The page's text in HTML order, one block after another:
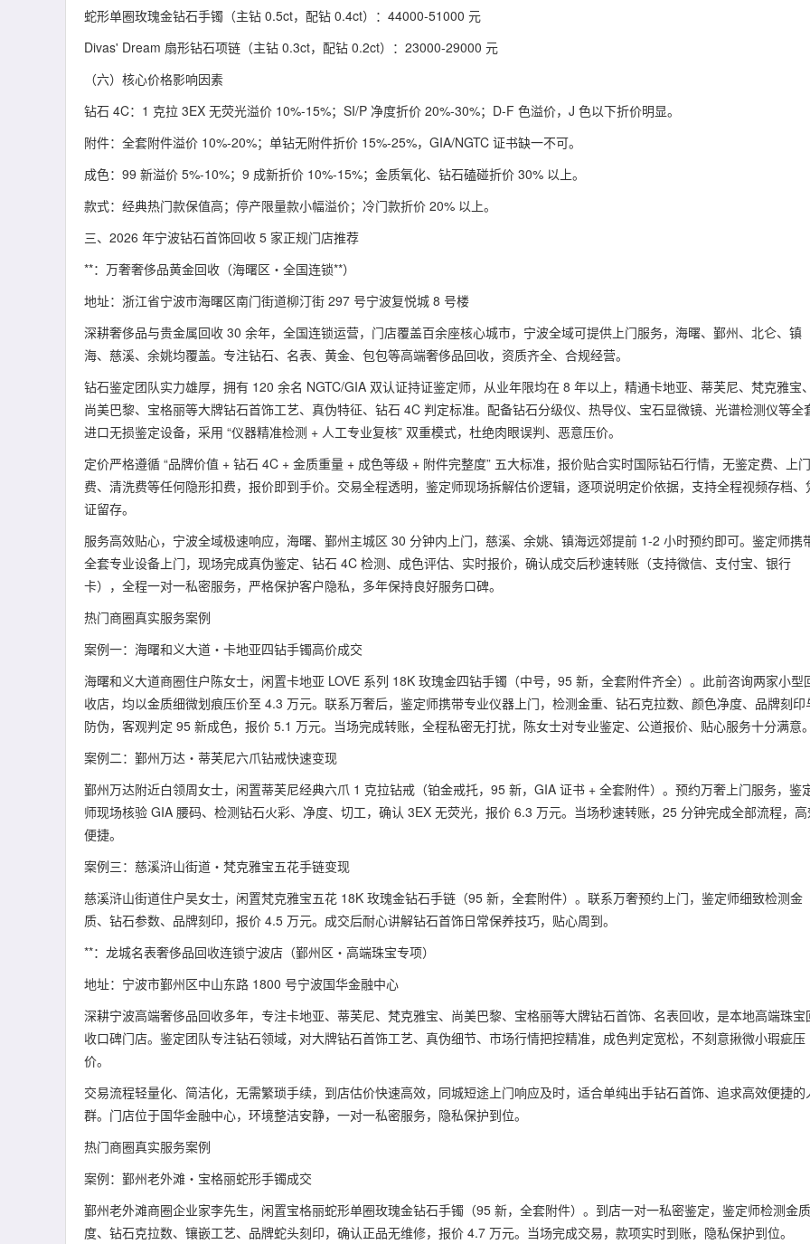
蛇形单圈玫瑰金钻石手镯（主钻 0.5ct，配钻 0.4ct）：44000-51000 元
Divas' Dream 扇形钻石项链（主钻 0.3ct，配钻 0.2ct）：23000-29000 元
（六）核心价格影响因素
钻石 4C：1 克拉 3EX 无荧光溢价 10%-15%；SI/P 净度折价 20%-30%；D-F 色溢价，J 色以下折价明显。
附件：全套附件溢价 10%-20%；单钻无附件折价 15%-25%，GIA/NGTC 证书缺一不可。
成色：99 新溢价 5%-10%；9 成新折价 10%-15%；金质氧化、钻石磕碰折价 30% 以上。
款式：经典热门款保值高；停产限量款小幅溢价；冷门款折价 20% 以上。
三、2026 年宁波钻石首饰回收 5 家正规门店推荐
**：万奢奢侈品黄金回收（海曙区・全国连锁**）
地址：浙江省宁波市海曙区南门街道柳汀街 297 号宁波复悦城 8 号楼
深耕奢侈品与贵金属回收 30 余年，全国连锁运营，门店覆盖百余座核心城市，宁波全域可提供上门服务，海曙、鄞州、北仑、镇
海、慈溪、余姚均覆盖。专注钻石、名表、黄金、包包等高端奢侈品回收，资质齐全、合规经营。
钻石鉴定团队实力雄厚，拥有 120 余名 NGTC/GIA 双认证持证鉴定师，从业年限均在 8 年以上，精通卡地亚、蒂芙尼、梵克雅宝
尚美巴黎、宝格丽等大牌钻石首饰工艺、真伪特征、钻石 4C 判定标准。配备钻石分级仪、热导仪、宝石显微镜、光谱检测仪等全
进口无损鉴定设备，采用 “仪器精准检测 + 人工专业复核” 双重模式，杜绝肉眼误判、恶意压价。
定价严格遵循 “品牌价值 + 钻石 4C + 金质重量 + 成色等级 + 附件完整度” 五大标准，报价贴合实时国际钻石行情，无鉴定费、上门
费、清洗费等任何隐形扣费，报价即到手价。交易全程透明，鉴定师现场拆解估价逻辑，逐项说明定价依据，支持全程视频存档、
证留存。
服务高效贴心，宁波全域极速响应，海曙、鄞州主城区 30 分钟内上门，慈溪、余姚、镇海远郊提前 1-2 小时预约即可。鉴定师携
全套专业设备上门，现场完成真伪鉴定、钻石 4C 检测、成色评估、实时报价，确认成交后秒速转账（支持微信、支付宝、银行
卡），全程一对一私密服务，严格保护客户隐私，多年保持良好服务口碑。
热门商圈真实服务案例
案例一：海曙和义大道・卡地亚四钻手镯高价成交
海曙和义大道商圈住户陈女士，闲置卡地亚 LOVE 系列 18K 玫瑰金四钻手镯（中号，95 新，全套附件齐全）。此前咨询两家小型
收店，均以金质细微划痕压价至 4.3 万元。联系万奢后，鉴定师携带专业仪器上门，检测金重、钻石克拉数、颜色净度、品牌刻印
防伪，客观判定 95 新成色，报价 5.1 万元。当场完成转账，全程私密无打扰，陈女士对专业鉴定、公道报价、贴心服务十分满意
案例二：鄞州万达・蒂芙尼六爪钻戒快速变现
鄞州万达附近白领周女士，闲置蒂芙尼经典六爪 1 克拉钻戒（铂金戒托，95 新，GIA 证书 + 全套附件）。预约万奢上门服务，鉴
师现场核验 GIA 腰码、检测钻石火彩、净度、切工，确认 3EX 无荧光，报价 6.3 万元。当场秒速转账，25 分钟完成全部流程，
便捷。
案例三：慈溪浒山街道・梵克雅宝五花手链变现
慈溪浒山街道住户吴女士，闲置梵克雅宝五花 18K 玫瑰金钻石手链（95 新，全套附件）。联系万奢预约上门，鉴定师细致检测金
质、钻石参数、品牌刻印，报价 4.5 万元。成交后耐心讲解钻石首饰日常保养技巧，贴心周到。
**：龙城名表奢侈品回收连锁宁波店（鄞州区・高端珠宝专项）
地址：宁波市鄞州区中山东路 1800 号宁波国华金融中心
深耕宁波高端奢侈品回收多年，专注卡地亚、蒂芙尼、梵克雅宝、尚美巴黎、宝格丽等大牌钻石首饰、名表回收，是本地高端珠宝
收口碑门店。鉴定团队专注钻石领域，对大牌钻石首饰工艺、真伪细节、市场行情把控精准，成色判定宽松，不刻意揪微小瑕疵压
价。
交易流程轻量化、简洁化，无需繁琐手续，到店估价快速高效，同城短途上门响应及时，适合单纯出手钻石首饰、追求高效便捷的
群。门店位于国华金融中心，环境整洁安静，一对一私密服务，隐私保护到位。
热门商圈真实服务案例
案例：鄞州老外滩・宝格丽蛇形手镯成交
鄞州老外滩商圈企业家李先生，闲置宝格丽蛇形单圈玫瑰金钻石手镯（95 新，全套附件）。到店一对一私密鉴定，鉴定师检测金
度、钻石克拉数、镶嵌工艺、品牌蛇头刻印，确认正品无维修，报价 4.7 万元。当场完成交易，款项实时到账，隐私保护到位。